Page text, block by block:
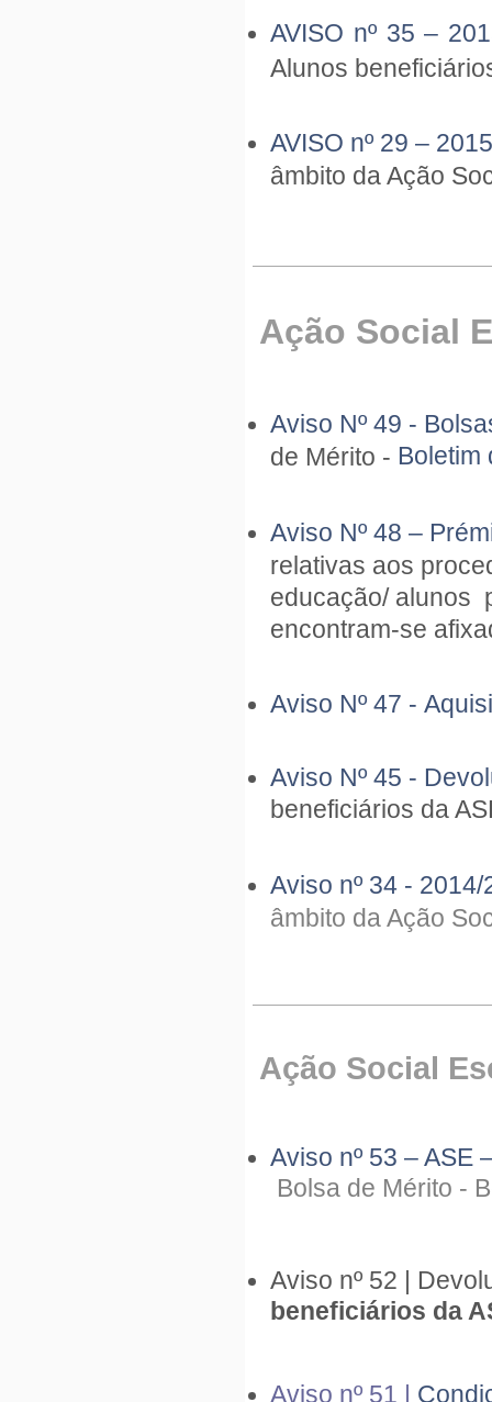
AVISO nº 35 –
Alunos
AVISO nº 29 –
âmbito da Ação
Ação Social
Aviso Nº 49 -
de Mérito - Boletim
Aviso Nº 48 –
relativas aos
educação/ alunos
encontram-se
Aviso Nº 47 -
Aviso Nº 45 -
beneficiários da
Aviso nº 34 - 2014/
âmbito da Ação
Ação Social
Aviso nº 53 – ASE
Bolsa de Mérito -
Aviso nº 52 |
beneficiários da
Aviso nº 51 |